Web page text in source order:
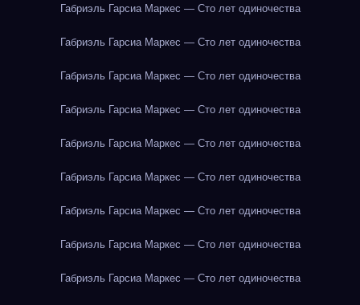
Габриэль Гарсиа Маркес — Сто лет одиночества
Габриэль Гарсиа Маркес — Сто лет одиночества
Габриэль Гарсиа Маркес — Сто лет одиночества
Габриэль Гарсиа Маркес — Сто лет одиночества
Габриэль Гарсиа Маркес — Сто лет одиночества
Габриэль Гарсиа Маркес — Сто лет одиночества
Габриэль Гарсиа Маркес — Сто лет одиночества
Габриэль Гарсиа Маркес — Сто лет одиночества
Габриэль Гарсиа Маркес — Сто лет одиночества